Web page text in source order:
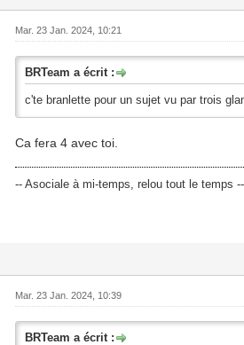
Mar. 23 Jan. 2024, 10:21
BRTeam a écrit :
c'te branlette pour un sujet vu par trois
Ca fera 4 avec toi.
-- Asociale à mi-temps, relou tout le temps
Mar. 23 Jan. 2024, 10:39
BRTeam a écrit :